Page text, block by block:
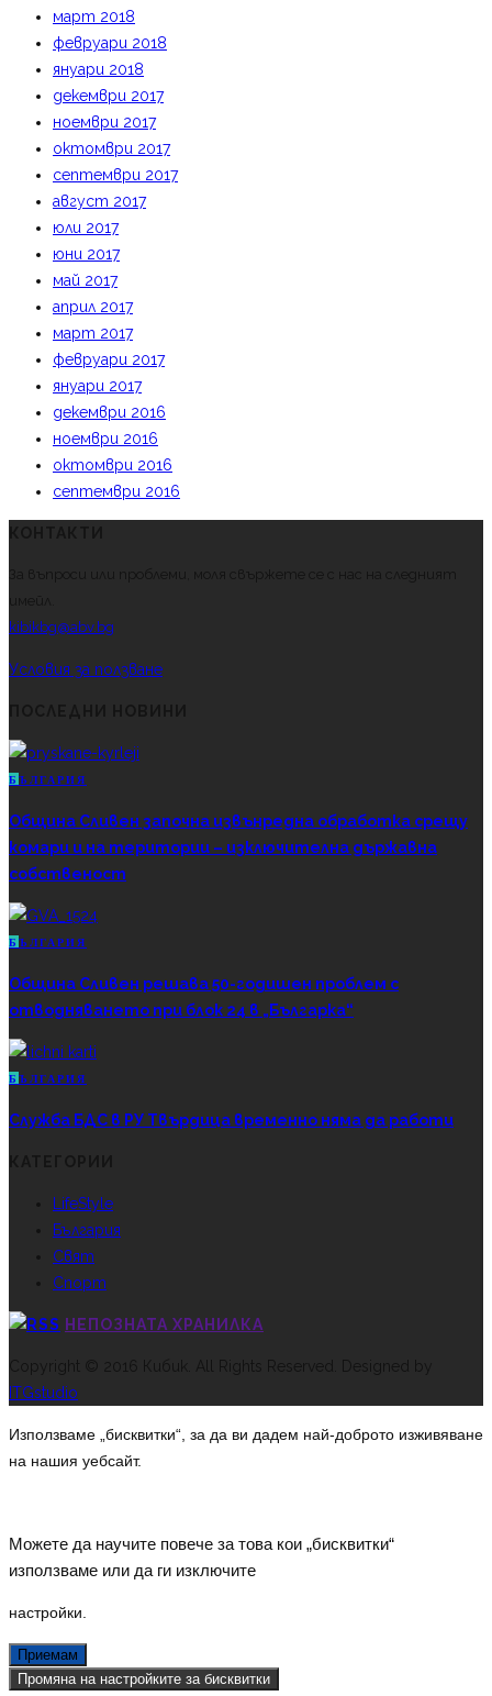
март 2018
февруари 2018
януари 2018
декември 2017
ноември 2017
октомври 2017
септември 2017
август 2017
юли 2017
юни 2017
май 2017
април 2017
март 2017
февруари 2017
януари 2017
декември 2016
ноември 2016
октомври 2016
септември 2016
За въпроси или проблеми, моля свържете се с нас на следният
имейл.
kibikbg@abv.bg
Условия за ползване
Б ЪЛГАРИЯ
Община Сливен започна извънредна обработка срещу
комари и на територии – изключителна държавна
собственост
Б ЪЛГАРИЯ
Община Сливен решава 50-годишен проблем с
отводняването при блок 24 в „Българка“
Б ЪЛГАРИЯ
Служба БДС в РУ Твърдица временно няма да работи
LifeStyle
България
Свят
Спорт
НЕПОЗНАТА ХРАНИЛКА
Copyright © 2016 Кибик. All Rights Reserved. Designed by
ITGstudio
Използваме „бисквитки“, за да ви дадем най-доброто изживяване
на нашия уебсайт.
Можете да научите повече за това кои „бисквитки“
използваме или да ги изключите
настройки.
Приемам
Промяна на настройките за бисквитки